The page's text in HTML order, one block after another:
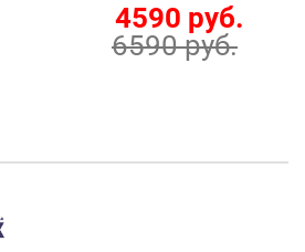
4590 руб.
6590 руб.